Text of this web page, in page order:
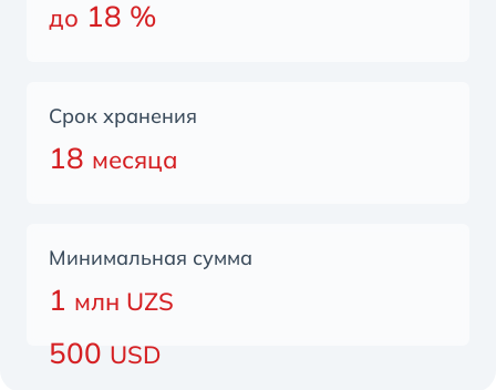
до 18 %
Срок хранения
18 месяца
Минимальная сумма
1 млн UZS
500 USD